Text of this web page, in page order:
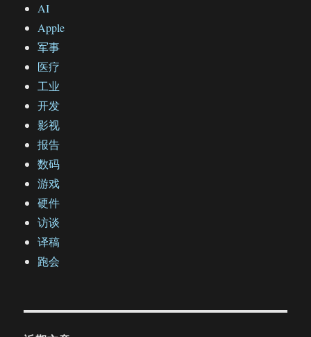
AI
Apple
军事
医疗
工业
开发
影视
报告
数码
游戏
硬件
访谈
译稿
跑会